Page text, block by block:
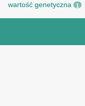
wartość genetyczna 1